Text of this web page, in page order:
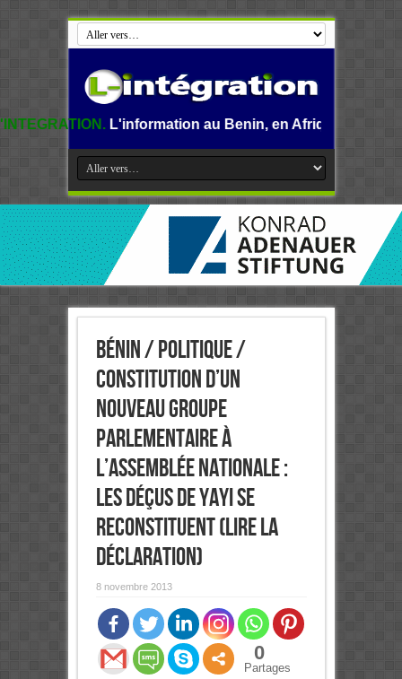
L'information au Benin, en Afrique et dans le monde.
Bénin / Politique /
Constitution d’un
nouveau groupe
parlementaire à
l’assemblée nationale :
Les déçus de Yayi se
reconstituent (Lire la
Déclaration)
8 novembre 2013
0
Partages